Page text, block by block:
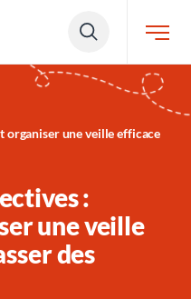
organiser une veille efficace
:
une veille
des